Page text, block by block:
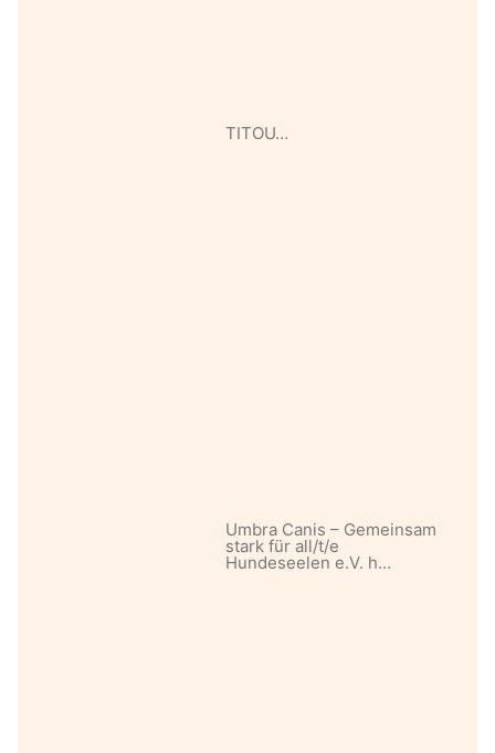
TITOU…
Umbra Canis – Gemeinsam
stark für all/t/e
Hundeseelen e.V. h…